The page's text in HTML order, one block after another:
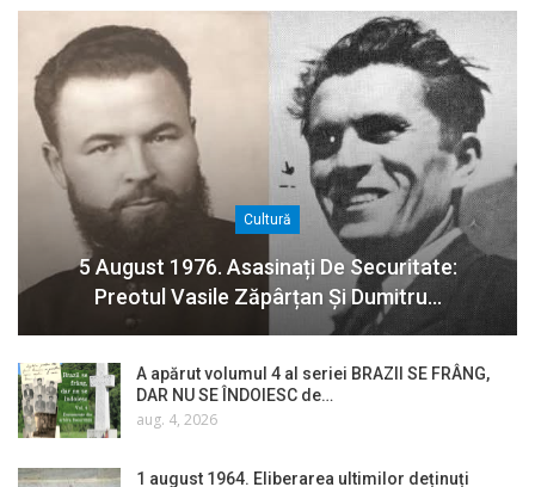
Cultură
5 August 1976. Asasinați De Securitate:
Preotul Vasile Zăpârțan Și Dumitru…
A apărut volumul 4 al seriei BRAZII SE FRÂNG,
DAR NU SE ÎNDOIESC de…
aug. 4, 2026
1 august 1964. Eliberarea ultimilor deținuți